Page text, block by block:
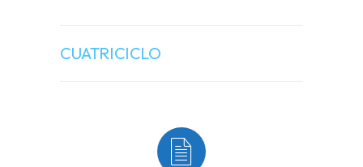
CUATRICICLO